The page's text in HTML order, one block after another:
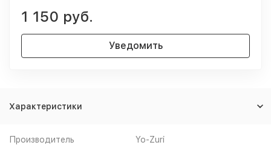
1 150 руб.
Уведомить
Характеристики
Производитель Yo-Zuri